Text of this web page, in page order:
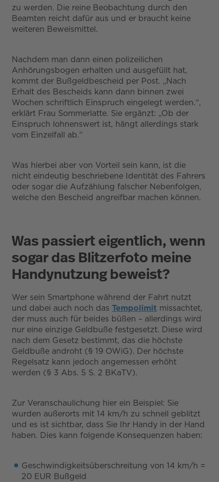
zu werden. Die reine Beobachtung durch den
Beamten reicht dafür aus und er braucht keine
weiteren Beweismittel.
Nachdem man dann einen polizeilichen
Anhörungsbogen erhalten und ausgefüllt hat,
kommt der Bußgeldbescheid per Post. „Nach
Erhalt des Bescheids kann dann binnen zwei
Wochen schriftlich Einspruch eingelegt werden.“,
erklärt Frau Sommerlatte. Sie ergänzt: „Ob der
Einspruch lohnenswert ist, hängt allerdings stark
vom Einzelfall ab.“
Was hierbei aber von Vorteil sein kann, ist die
nicht eindeutig beschriebene Identität des Fahrers
oder sogar die Aufzählung falscher Nebenfolgen,
welche den Bescheid angreifbar machen können.
Was passiert eigentlich, wenn
sogar das Blitzerfoto meine
Handynutzung beweist?
Wer sein Smartphone während der Fahrt nutzt
und dabei auch noch das Tempolimit missachtet,
der muss auch für beides büßen – allerdings wird
nur eine einzige Geldbuße festgesetzt. Diese wird
nach dem Gesetz bestimmt, das die höchste
Geldbuße androht (§ 19 OWiG). Der höchste
Regelsatz kann jedoch angemessen erhöht
werden (§ 3 Abs. 5 S. 2 BKaTV).
Zur Veranschaulichung hier ein Beispiel: Sie
wurden außerorts mit 14 km/h zu schnell geblitzt
und es ist sichtbar, dass Sie Ihr Handy in der Hand
haben. Dies kann folgende Konsequenzen haben:
Geschwindigkeitsüberschreitung von 14 km/h =
20 EUR Bußgeld